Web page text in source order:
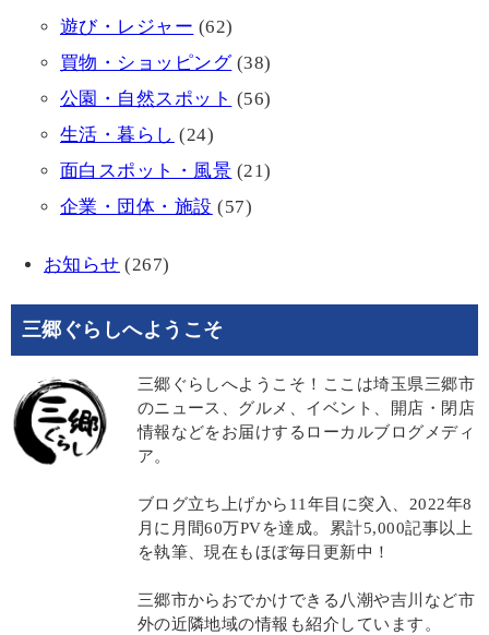
遊び・レジャー (62)
買物・ショッピング(38)
公園・自然スポット (56)
生活・暮らし (24)
面白スポット・風景 (21)
企業・団体・施設 (57)
お知らせ (267)
三郷ぐらしへようこそ
三郷ぐらしへようこそ！ここは埼玉県三郷市
のニュース、グルメ、イベント、開店・閉店
情報などをお届けするローカルブログメディ
ア。
ブログ立ち上げから11年目に突入、2022年8
月に月間60万PVを達成。累計5,000記事以上
を執筆、現在もほぼ毎日更新中！
三郷市からおでかけできる八潮や吉川など市
外の近隣地域の情報も紹介しています。